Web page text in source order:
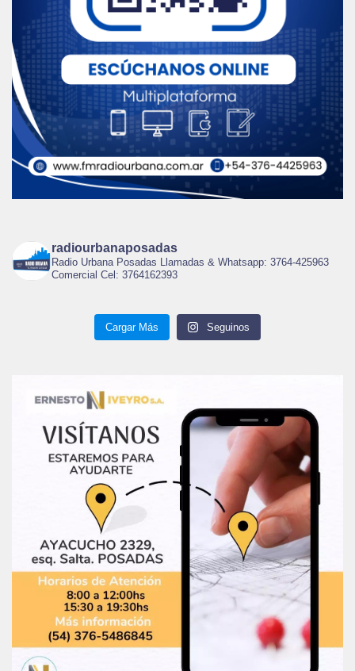
radiourbanaposadas
Radio Urbana Posadas Llamadas & Whatsapp: 3764-425963
Comercial Cel: 3764162393
Cargar Más Seguinos